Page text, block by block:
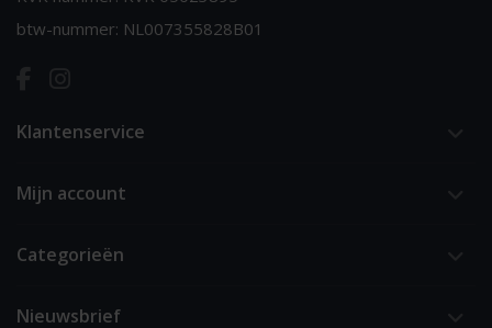
btw-nummer: NL007355828B01
Klantenservice
Mijn account
Categorieën
Nieuwsbrief